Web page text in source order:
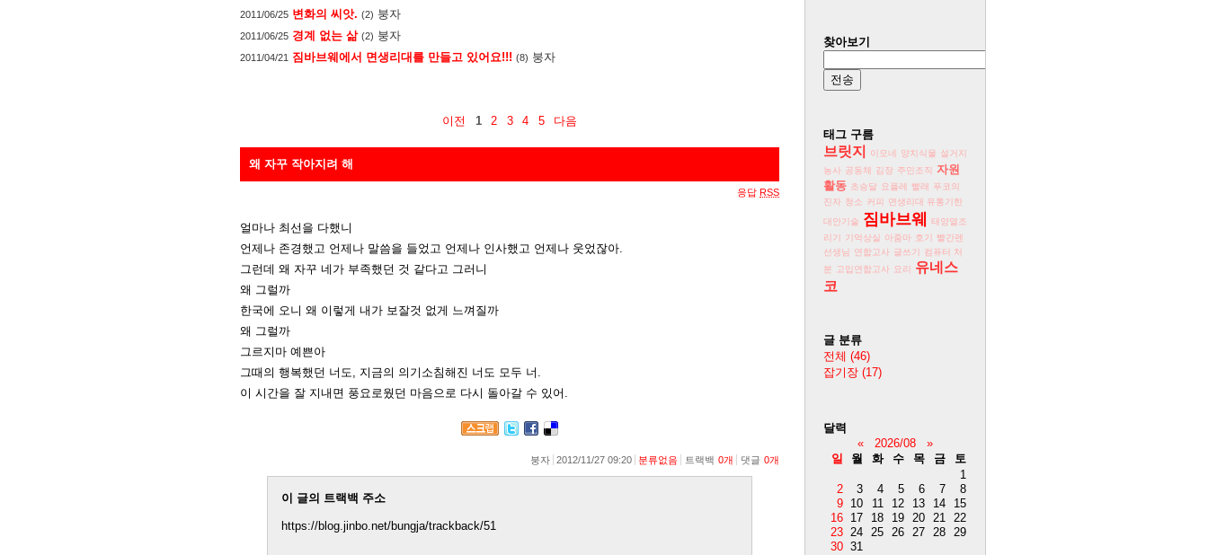
2011/06/25 변화의 씨앗. (2) 붕자
2011/06/25 경계 없는 삶 (2) 붕자
2011/04/21 짐바브웨에서 면생리대를 만들고 있어요!!! (8) 붕자
이전 1 2 3 4 5 다음
왜 자꾸 작아지려 해
응답 RSS
얼마나 최선을 다했니
언제나 존경했고 언제나 말씀을 들었고 언제나 인사했고 언제나 웃었잖아.
그런데 왜 자꾸 네가 부족했던 것 같다고 그러니
왜 그럴까
한국에 오니 왜 이렇게 내가 보잘것 없게 느껴질까
왜 그럴까
그르지마 예쁜아
그때의 행복했던 너도, 지금의 의기소침해진 너도 모두 너.
이 시간을 잘 지내면 풍요로웠던 마음으로 다시 돌아갈 수 있어.
붕자 2012/11/27 09:20 분류없음 트랙백 0개 댓글 0개
이 글의 트랙백 주소
https://blog.jinbo.net/bungja/trackback/51
찾아보기
태그 구름
브릿지 이모네 양치식물
설거지
농사 공동체 김장 주민조직 자원
활동 초승달 요플레 빨래
푸코의
진자 청소 커피 면생리대 유통기한
대안기술 짐바브웨
태양열조
리기
기억상실 아줌마 호기
빨간펜
선생님
연합고사 글쓰기
컴퓨터 처
분
고입연합고사 요리
유네스
코
글 분류
전체 (46)
잡기장 (17)
달력
«
2026/08
»
일
월 화 수 목 금
토
1
2
3 4 5 6 7
8
9 10 11 12 13 14
15
16 17 18 19 20 21 22
23 24 25 26 27 28 29
30 31